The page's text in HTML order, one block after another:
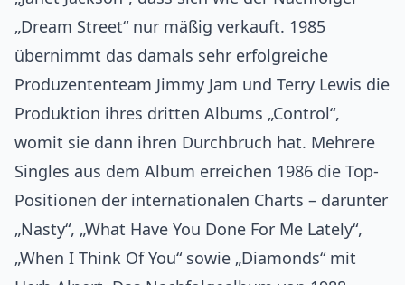
„Dream Street“ nur mäßig verkauft. 1985
übernimmt das damals sehr erfolgreiche
Produzententeam Jimmy Jam und Terry Lewis die
Produktion ihres dritten Albums „Control“,
womit sie dann ihren Durchbruch hat. Mehrere
Singles aus dem Album erreichen 1986 die Top-
Positionen der internationalen Charts – darunter
„Nasty“, „What Have You Done For Me Lately“,
„When I Think Of You“ sowie „Diamonds“ mit